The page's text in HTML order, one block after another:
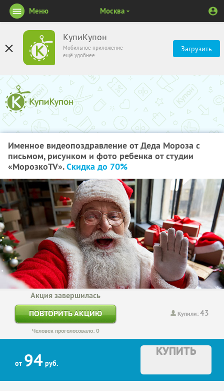
КупиКупон
Мобильное приложение
ещё удобнее
Загрузить
Меню Москва
Именное видеопоздравление от Деда Мороза с
письмом, рисунком и фото ребенка от студии
«МорозкоTV».Скидка до 70%
Купили:43
Акция завершилась
ПОВТОРИТЬ АКЦИЮ
Человек проголосовало: 0
от 94 руб.
КУПИТЬ